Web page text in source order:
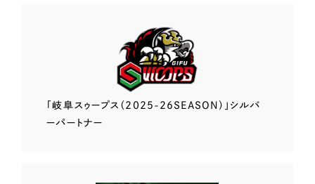
「岐阜スゥープス （2025-26SEASON）」 シルバ
ーパートナー